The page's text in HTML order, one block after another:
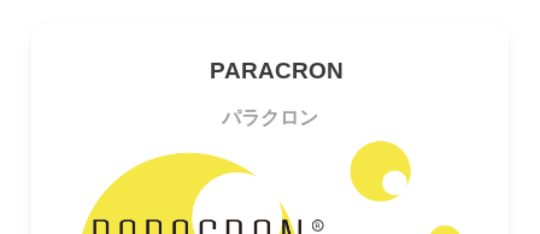
PARACRON
パラクロン